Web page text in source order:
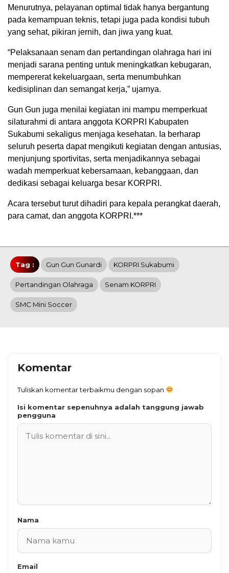
Menurutnya, pelayanan optimal tidak hanya bergantung
pada kemampuan teknis, tetapi juga pada kondisi tubuh
yang sehat, pikiran jernih, dan jiwa yang kuat.
“Pelaksanaan senam dan pertandingan olahraga hari ini
menjadi sarana penting untuk meningkatkan kebugaran,
mempererat kekeluargaan, serta menumbuhkan
kedisiplinan dan semangat kerja,” ujarnya.
Gun Gun juga menilai kegiatan ini mampu memperkuat
silaturahmi di antara anggota KORPRI Kabupaten
Sukabumi sekaligus menjaga kesehatan. Ia berharap
seluruh peserta dapat mengikuti kegiatan dengan antusias,
menjunjung sportivitas, serta menjadikannya sebagai
wadah memperkuat kebersamaan, kebanggaan, dan
dedikasi sebagai keluarga besar KORPRI.
Acara tersebut turut dihadiri para kepala perangkat daerah,
para camat, dan anggota KORPRI.***
Tag : Gun Gun Gunardi KORPRI Sukabumi
Pertandingan Olahraga Senam KORPRI
SMC Mini Soccer
Komentar
Tuliskan komentar terbaikmu dengan sopan
Isi komentar sepenuhnya adalah tanggung jawab
pengguna
Nama
Email